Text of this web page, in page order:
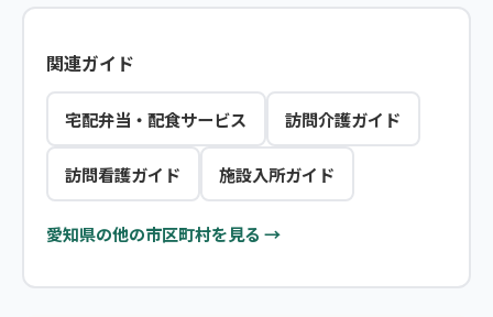
関連ガイド
宅配弁当・配食サービス 訪問介護ガイド
訪問看護ガイド 施設入所ガイド
愛知県の他の市区町村を見る →